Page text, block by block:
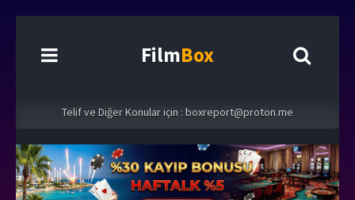
FilmBox
Telif ve Diğer Konular için : boxreport@proton.me